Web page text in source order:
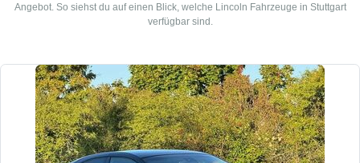
Angebot. So siehst du auf einen Blick, welche Lincoln Fahrzeuge in Stuttgart
verfügbar sind.